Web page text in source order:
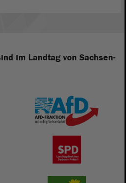
im Landtag von Sachsen-